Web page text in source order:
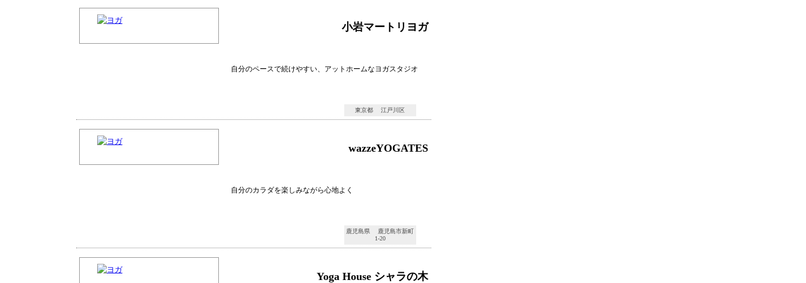
小岩マートリヨガ
自分のペースで続けやすい、アットホームなヨガスタジオ
東京都 江戸川区
wazzeYOGATES
自分のカラダを楽しみながら心地よく
鹿児島県 鹿児島市新町
1-20
Yoga House シャラの木